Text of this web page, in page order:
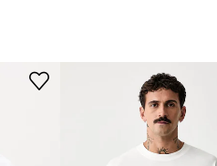
Tabela